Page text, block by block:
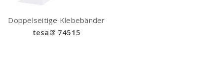
Doppelseitige Klebebänder
tesa® 74515